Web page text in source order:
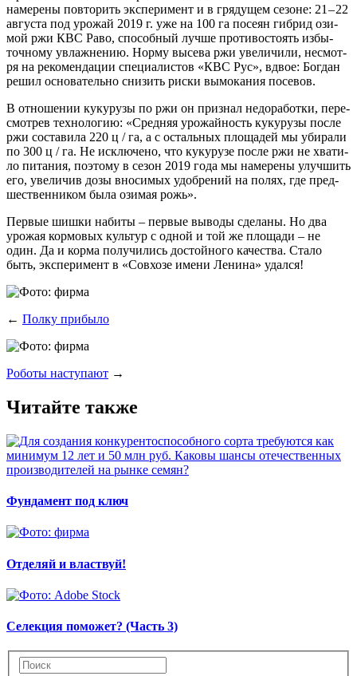
наме­ре­ны повто­рить экс­пе­ри­мент и в гря­ду­щем сезоне: 21 – 22
авгу­ста под уро­жай 2019 г. уже на 100 га посе­ян гибрид ози­
мой ржи КВС Раво, спо­соб­ный луч­ше про­ти­во­сто­ять избы­
точ­но­му увлаж­не­нию. Нор­му высе­ва ржи уве­ли­чи­ли, несмот­
ря на реко­мен­да­ции спе­ци­а­ли­стов «КВС Рус», вдвое: Бог­дан
решил осно­ва­тель­но сни­зить рис­ки вымо­ка­ния посевов.
В отно­ше­нии куку­ру­зы по ржи он при­знал недо­ра­бот­ки, пере­
смот­рев тех­но­ло­гию: «Сред­няя уро­жай­ность куку­ру­зы после
ржи соста­ви­ла 220 ц / га, а с осталь­ных пло­ща­дей мы уби­ра­ли
по 300 ц / га. Не исклю­че­но, что куку­ру­зе после ржи не хва­ти­
ло пита­ния, поэто­му в сезон 2019 года мы наме­ре­ны улуч­шить
его, уве­ли­чив дозы вно­си­мых удоб­ре­ний на полях, где пред­
ше­ствен­ни­ком была ози­мая рожь».
Пер­вые шиш­ки наби­ты – пер­вые выво­ды сде­ла­ны. Но два
уро­жая кор­мо­вых куль­тур с одной и той же пло­ща­ди – не
один. Да и кор­ма полу­чи­лись достой­но­го каче­ства. Ста­ло
быть, экс­пе­ри­мент в «Сов­хо­зе име­ни Лени­на» удался!
← Полку прибыло
Роботы наступают →
Читайте также
Фундамент под ключ
Отделяй и властвуй!
Селекция поможет? (Часть 3)